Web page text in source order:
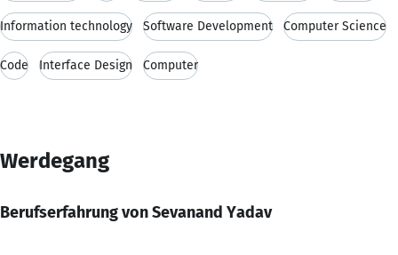
Information technology Software Development Computer Science
Code Interface Design Computer
Werdegang
Berufserfahrung von Sevanand Yadav